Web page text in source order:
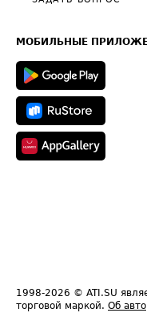
Техническая информация
МОБИЛЬНЫЕ
1998-2026 © ATI.SU
торговой маркой. Об